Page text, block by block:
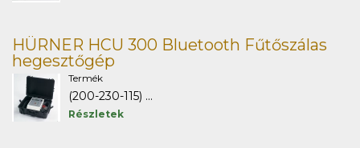
HÜRNER HCU 300 Bluetooth Fűtőszálas
hegesztőgép
Termék
(200-230-115) ...
Részletek